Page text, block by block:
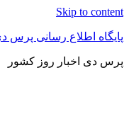
Skip to content
پایگاه اطلاع رسانی پرس
پرس دی اخبار روز کشور